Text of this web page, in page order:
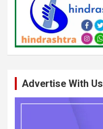
Advertise With Us